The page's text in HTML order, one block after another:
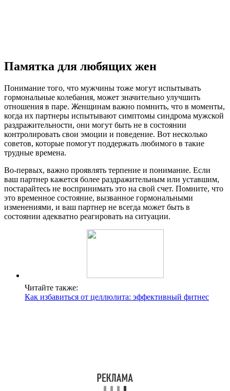
Памятка для любящих жен
Понимание того, что мужчины тоже могут испытывать
гормональные колебания, может значительно улучшить
отношения в паре. Женщинам важно помнить, что в моменты,
когда их партнеры испытывают симптомы синдрома мужской
раздражительности, они могут быть не в состоянии
контролировать свои эмоции и поведение. Вот несколько
советов, которые помогут поддержать любимого в такие
трудные времена.
Во-первых, важно проявлять терпение и понимание. Если
ваш партнер кажется более раздражительным или уставшим,
постарайтесь не воспринимать это на свой счет. Помните, что
это временное состояние, вызванное гормональными
изменениями, и ваш партнер не всегда может быть в
состоянии адекватно реагировать на ситуации.
Читайте также:
Как избавиться от целлюлита: эффективный фитнес